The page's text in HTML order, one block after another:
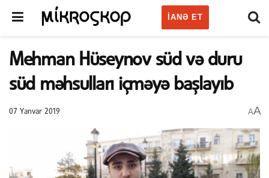
IANƏ ET
Mehman Hüseynov süd və duru
süd məhsulları içməyə başlayıb
07 Yanvar 2019 AA